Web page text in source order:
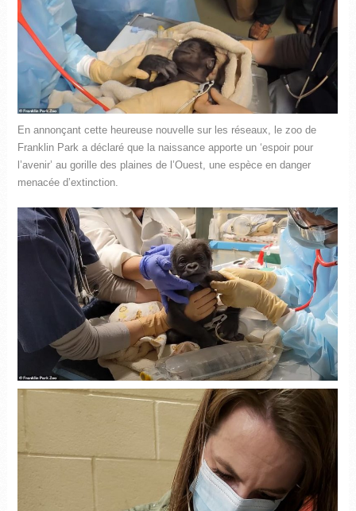
En annonçant cette heureuse nouvelle sur les réseaux, le zoo de
Franklin Park a déclaré que la naissance apporte un ‘espoir pour
l’avenir’ au gorille des plaines de l’Ouest, une espèce en danger
menacée d’extinction.